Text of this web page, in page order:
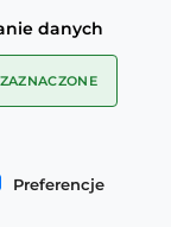
danych
Preferencje